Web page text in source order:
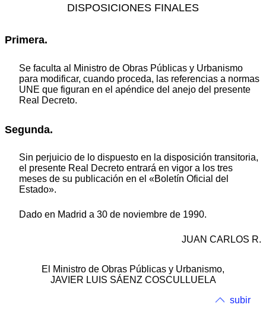
DISPOSICIONES FINALES
Primera.
Se faculta al Ministro de Obras Públicas y Urbanismo
para modificar, cuando proceda, las referencias a normas
UNE que figuran en el apéndice del anejo del presente
Real Decreto.
Segunda.
Sin perjuicio de lo dispuesto en la disposición transitoria,
el presente Real Decreto entrará en vigor a los tres
meses de su publicación en el «Boletín Oficial del
Estado».
Dado en Madrid a 30 de noviembre de 1990.
JUAN CARLOS R.
El Ministro de Obras Públicas y Urbanismo,
JAVIER LUIS SÁENZ COSCULLUELA
subir